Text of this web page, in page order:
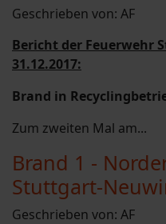
Geschrieben von: AF
Bericht der Feuerwehr
31.12.2017:
Brand in
Zum zweiten Mal am...
Brand 1 -
Stuttgart-
Geschrieben von: AF